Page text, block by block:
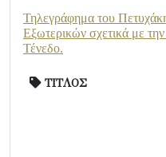
Τηλεγράφημα του
Εξωτερικών σχετικά με
Τένεδο.
ΤΙΤΛΟΣ